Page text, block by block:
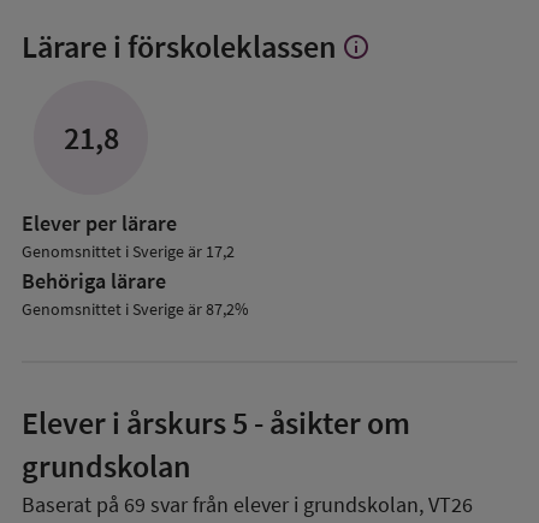
Lärare i förskoleklassen Visa
info
21,8
Elever per lärare
Genomsnittet i Sverige är 17,2
Behöriga lärare
Genomsnittet i Sverige är 87,2%
Elever i årskurs 5 - åsikter om
grundskolan
Baserat på 69 svar från elever i grundskolan,VT26